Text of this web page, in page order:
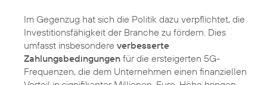
Im Gegenzug hat sich die Politik dazu verpflichtet, die
Investitionsfähigkeit der Branche zu fördern. Dies
umfasst insbesondere verbesserte
Zahlungsbedingungen für die ersteigerten 5G-
Frequenzen, die dem Unternehmen einen finanziellen